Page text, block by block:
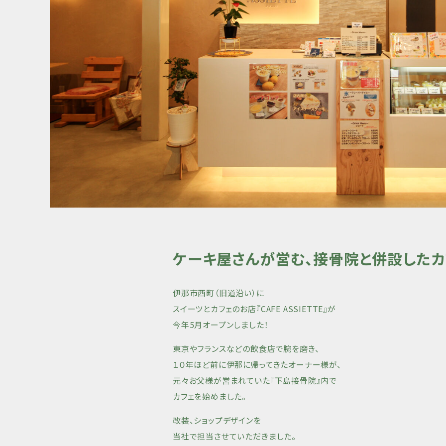
ケーキ屋さんが営む、接骨院と併設した
伊那市西町（旧道沿い）に
スイーツとカフェのお店『CAFE ASSIETTE』が
今年5月オープンしました！
東京やフランスなどの飲食店で腕を磨き、
１０年ほど前に伊那に帰ってきたオーナー様が、
元々お父様が営まれていた『下島接骨院』内で
カフェを始めました。
改装、ショップデザインを
当社で担当させていただきました。